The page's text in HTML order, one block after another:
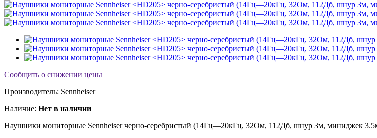
Сообщить о снижении цены
Производитель: Sennheiser
Наличие: Нет в наличии
Наушники мониторные Sennheiserчерно-серебристый (14Гц—20кГц, 32Ом, 112Дб, шнур 3м, миниджек